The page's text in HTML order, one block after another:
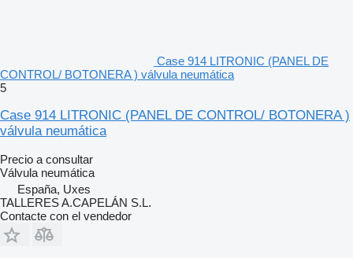
Case 914 LITRONIC (PANEL DE
CONTROL/ BOTONERA ) válvula neumática
5
Case 914 LITRONIC (PANEL DE CONTROL/ BOTONERA )
válvula neumática
Precio a consultar
Válvula neumática
España, Uxes
TALLERES A.CAPELÁN S.L.
Contacte con el vendedor